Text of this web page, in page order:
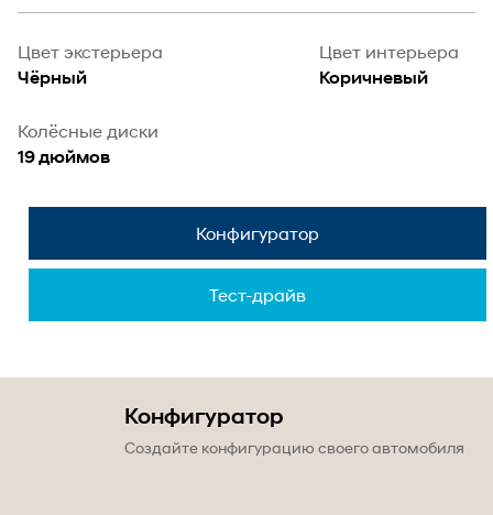
Цвет экстерьера
Чёрный
Цвет интерьера
Коричневый
Колёсные диски
19 дюймов
Конфигуратор
Тест-драйв
Конфигуратор
Создайте конфигурацию своего автомобиля